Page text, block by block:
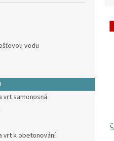
vodu
vrt samonosná
vrt k obetonování
nV